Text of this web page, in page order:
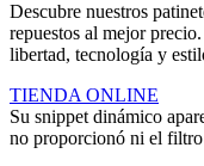
Descubre nuestros
repuestos al mejor
libertad, tecnología y
TIENDA ONLINE
Su snippet dinámico
no proporcionó ni el